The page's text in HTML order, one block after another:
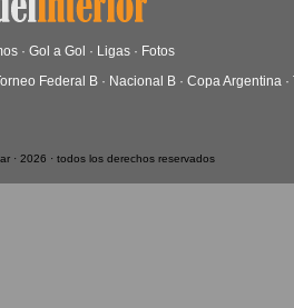
· Gol a Gol · Ligas · Fotos
Federal B · Nacional B · Copa Argentina ·
· 2026 · todos los derechos reservados